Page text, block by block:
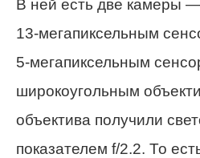
В ней есть две камеры
13-мегапиксельным
5-мегапиксельным
широкоугольным
объектива получили
показателем f/2.2. То